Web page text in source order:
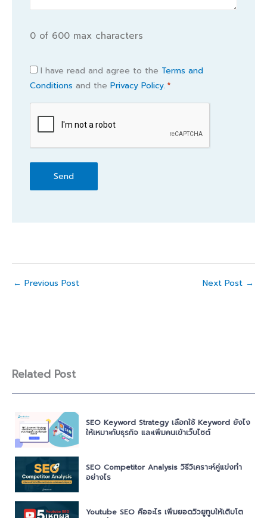
0 of 600 max characters
Consent
*
I have read and agree to the Terms and
Conditions and the Privacy Policy. *
← Previous Post Next Post →
Related Post
SEO Keyword Strategy เลือกใช้ Keyword ยังไง
ให้เหมาะกับธุรกิจ และเพิ่มคนเข้าเว็บไซต์
SEO Competitor Analysis วิธีวิเคราะห์คู่แข่งทำ
อย่างไร
Youtube SEO คืออะไร เพิ่มยอดวิวยูทูบให้เติบโต